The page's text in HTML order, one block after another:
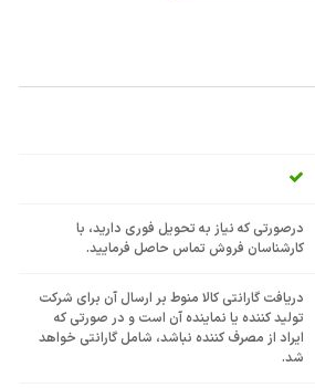
درصورتی که نیاز به تحویل فوری دارید، با
کارشناسان فروش تماس حاصل فرمایید.
دریافت گارانتی کالا منوط بر ارسال آن برای شرکت
تولید کننده یا نماینده آن است و در صورتی که
ایراد از مصرف کننده نباشد، شامل گارانتی خواهد
شد.